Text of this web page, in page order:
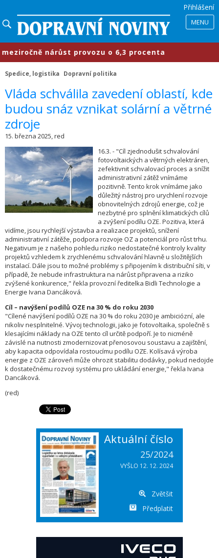
Přihlášení
MENU
nárůst provozu o 6,3 procenta
Spedice, logistika Dopravní politika
​Vláda schválila zavedení oblastí, kde
budou snáz vznikat solární a větrné
zdroje
15. března 2025, red
16.3. - "Cíl zjednodušit schvalování
fotovoltaických a větrných elektráren,
zefektivnit schvalovací proces a snížit
administrativní zátěž vnímáme
pozitivně. Tento krok vnímáme jako
důležitý nástroj pro urychlení rozvoje
obnovitelných zdrojů energie, což je
nezbytné pro splnění klimatických cílů
a zvýšení podílu OZE. Pozitiva, která
vidíme, jsou rychlejší výstavba a realizace projektů, snížení
administrativní zátěže, podpora rozvoje OZ a potenciál pro růst trhu.
Negativum je z našeho pohledu riziko nedostatečné kontroly kvality
projektů vzhledem k zrychlenému schvalování hlavně u složitějších
instalací. Dále jsou to možné problémy s připojením k distribuční síti, v
případě, že nebude infrastruktura na nárůst připravena a riziko
zvýšené konkurence," řekla provozní ředitelka Bidli Technologie a
Energie Ivana Dancáková.
Cíl – navýšení podílů OZE na 30 % do roku 2030
"Cílené navýšení podílů OZE na 30 % do roku 2030 je ambiciózní, ale
nikoliv nesplnitelné. Vývoj technologii, jako je fotovoltaika, společně s
klesajícími náklady na OZE tento cíl určitě podpoří. Je to nicméně
závislé na nutnosti zmodernizovat přenosovou soustavu a zajištění,
aby kapacita odpovídala rostoucímu podílu OZE. Kolísavá výroba
energie z OZE zároveň může ohrozit stabilitu dodávky, pokud nedojde
k dostatečnému rozvoji systému pro ukládání energie," řekla Ivana
Dancáková.
(red)
Aktuální číslo
25/2024
VYŠLO 12. 12. 2024
Zvětšit
Předplatit